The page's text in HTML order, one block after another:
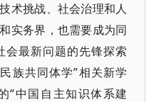
术挑战、社会治理和人
实务界，也需要成为同
会最新问题的先锋探索
族共同体学”相关新学
“中国自主知识体系建